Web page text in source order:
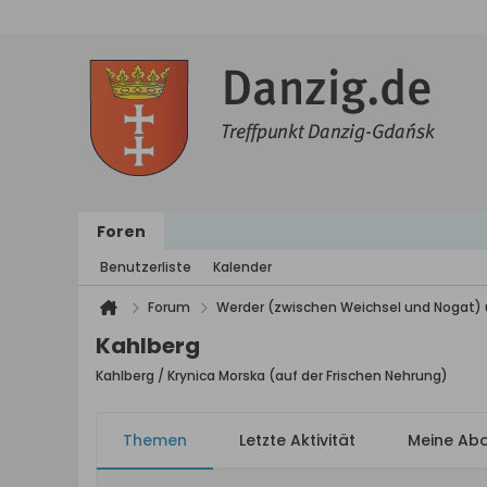
Foren
Benutzerliste Kalender
Forum Werder (zwischen Weichsel und Nogat)
Kahlberg
Kahlberg / Krynica Morska (auf der Frischen Nehrung)
Themen Letzte Aktivität Meine